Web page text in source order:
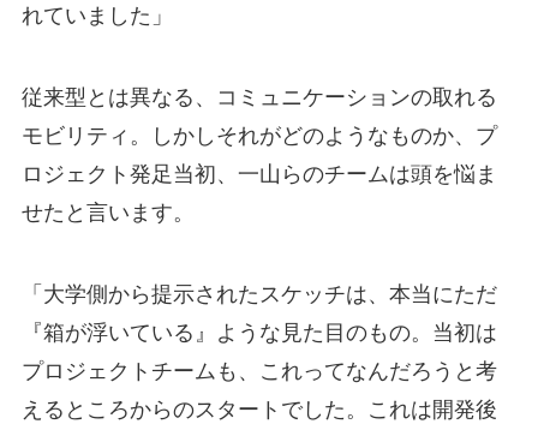
れていました」
従来型とは異なる、コミュニケーションの取れる
モビリティ。しかしそれがどのようなものか、プ
ロジェクト発足当初、一山らのチームは頭を悩ま
せたと言います。
「大学側から提示されたスケッチは、本当にただ
『箱が浮いている』ような見た目のもの。当初は
プロジェクトチームも、これってなんだろうと考
えるところからのスタートでした。これは開発後